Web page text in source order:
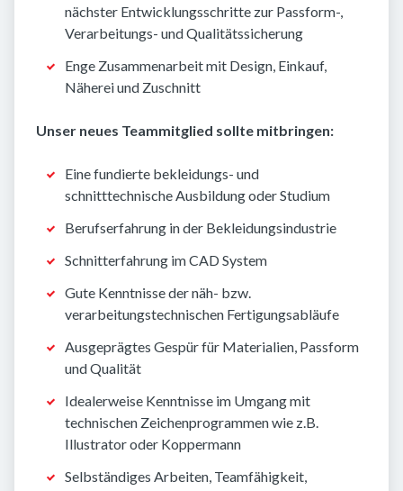
nächster Entwicklungsschritte zur Passform-,
Verarbeitungs- und Qualitätssicherung
Enge Zusammenarbeit mit Design, Einkauf,
Näherei und Zuschnitt
Unser neues Teammitglied sollte mitbringen:
Eine fundierte bekleidungs- und
schnitttechnische Ausbildung oder Studium
Berufserfahrung in der Bekleidungsindustrie
Schnitterfahrung im CAD System
Gute Kenntnisse der näh- bzw.
verarbeitungstechnischen Fertigungsabläufe
Ausgeprägtes Gespür für Materialien, Passform
und Qualität
Idealerweise Kenntnisse im Umgang mit
technischen Zeichenprogrammen wie z.B.
Illustrator oder Koppermann
Selbständiges Arbeiten, Teamfähigkeit,